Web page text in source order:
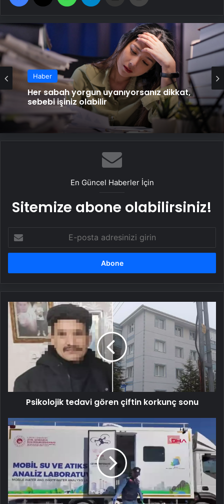
Haber
Her sabah yorgun uyanıyorsanız dikkat,
sebebi işiniz olabilir
En Güncel Haberler İçin
Sitemize abone olabilirsiniz!
posta
adresinizi
Psikolojik
tedavi
gören
çiftin
Psikolojik tedavi gören çiftin korkunç sonu
İzmir'de
Su
Arıtma
İZSU'ya
Milyon
TL